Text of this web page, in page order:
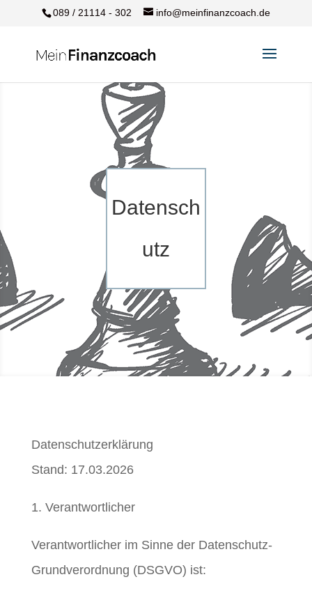
089 / 21114 - 302 info@meinfinanzcoach.de
Datensch
utz
Datenschutzerklärung
Stand: 17.03.2026
1. Verantwortlicher
Verantwortlicher im Sinne der Datenschutz-
Grundverordnung (DSGVO) ist: